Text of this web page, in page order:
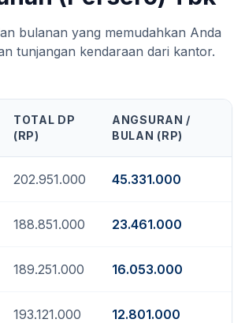
bulanan yang memudahkan Anda
tunjangan kendaraan dari kantor.
TOTAL DP
(RP)
ANGSURAN /
BULAN (RP)
202.951.000 45.331.000
188.851.000 23.461.000
189.251.000 16.053.000
193.121.000 12.801.000